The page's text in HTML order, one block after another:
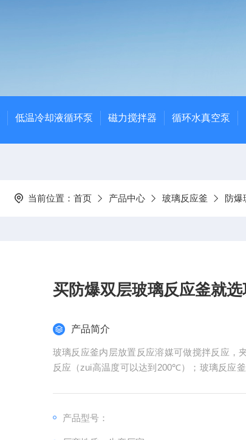
低温冷却液循环泵 磁力搅拌器 循环水真空泵
当前位置： 首页 产品中心 玻璃反应釜 防爆
买防爆双层玻璃反应釜就
产品简介
玻璃反应釜内层放置反应溶媒可做搅拌反应，
反应（zui高温度可以达到200℃）；玻璃反应
产品型号：